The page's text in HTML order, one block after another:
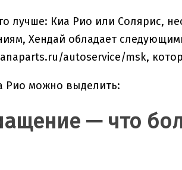
лучше: Киа Рио или Солярис,
Хендай обладает
autoservice/msk,
Рио можно выделить:
— что